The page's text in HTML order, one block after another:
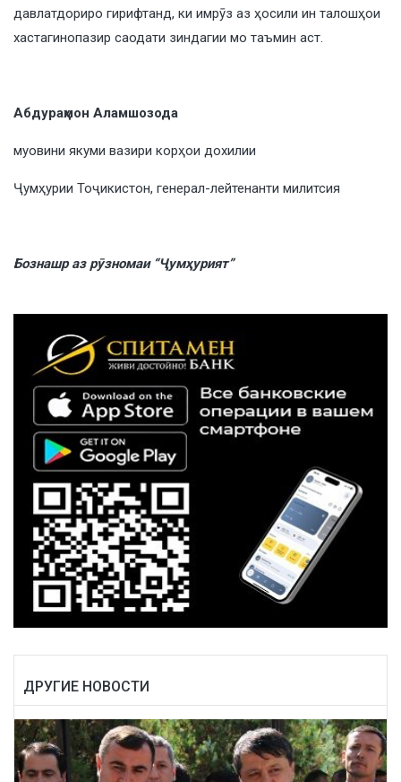
давлатдориро гирифтанд, ки имрӯз аз ҳосили ин талошҳои
хастагинопазир саодати зиндагии мо таъмин аст.
Абдураҳмон Аламшозода
муовини якуми вазири корҳои дохилии
Ҷумҳурии Тоҷикистон, генерал-лейтенанти милитсия
Бознашр аз рӯзномаи “Ҷумҳурият”
ДРУГИЕ НОВОСТИ